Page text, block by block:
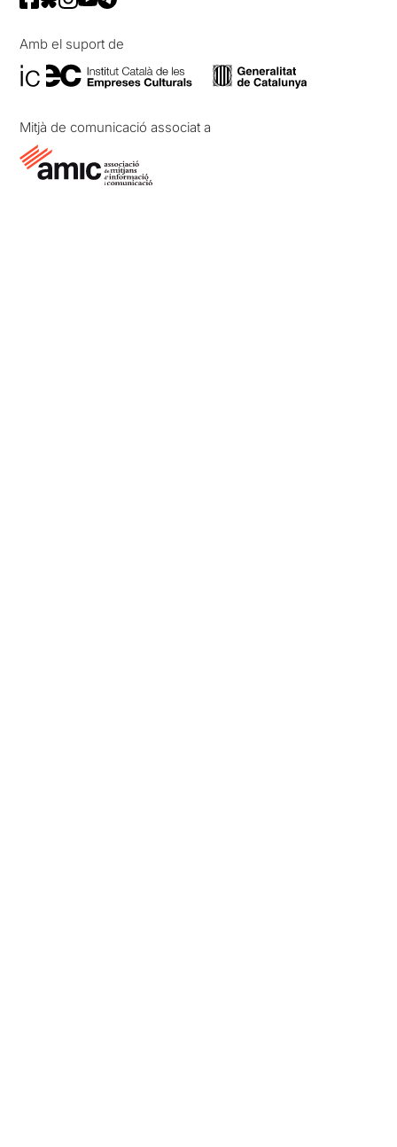
Amb el suport de
Mitjà de comunicació associat a